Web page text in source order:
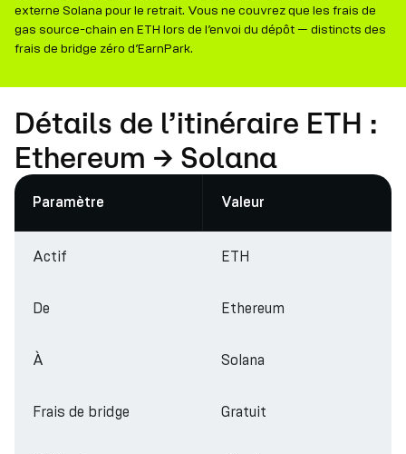
externe Solana pour le retrait. Vous ne couvrez que les frais de
gas source-chain en ETH lors de l’envoi du dépôt — distincts des
frais de bridge zéro d’EarnPark.
Détails de l’itinéraire ETH :
Ethereum → Solana
Paramètre Valeur
Actif ETH
De Ethereum
À Solana
Frais de bridge Gratuit